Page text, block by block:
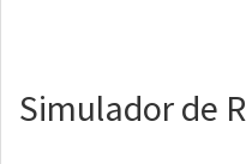
Simulador de